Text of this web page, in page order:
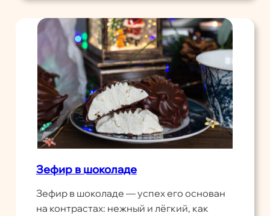
Зефир в шоколаде
Зефир в шоколаде — успех его основан
на контрастах: нежный и лёгкий, как